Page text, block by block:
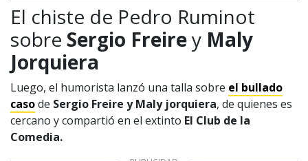
El chiste de Pedro Ruminot
sobre Sergio Freirey Maly
Jorquiera
Luego, el humorista lanzó una talla sobre el bullado
casode Sergio Freire y Maly jorquiera, de quienes es
cercano y compartió en el extinto El Club de la
Comedia.